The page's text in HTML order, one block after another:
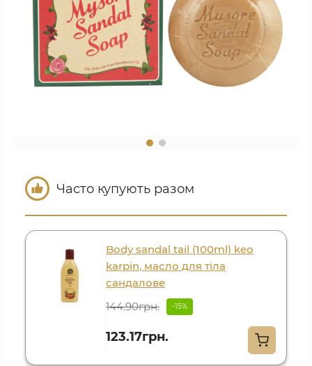
Часто купують разом
Body sandal tail (100ml) keo
karpin, масло для тіла
сандалове
144.90грн.
-15%
123.17грн.